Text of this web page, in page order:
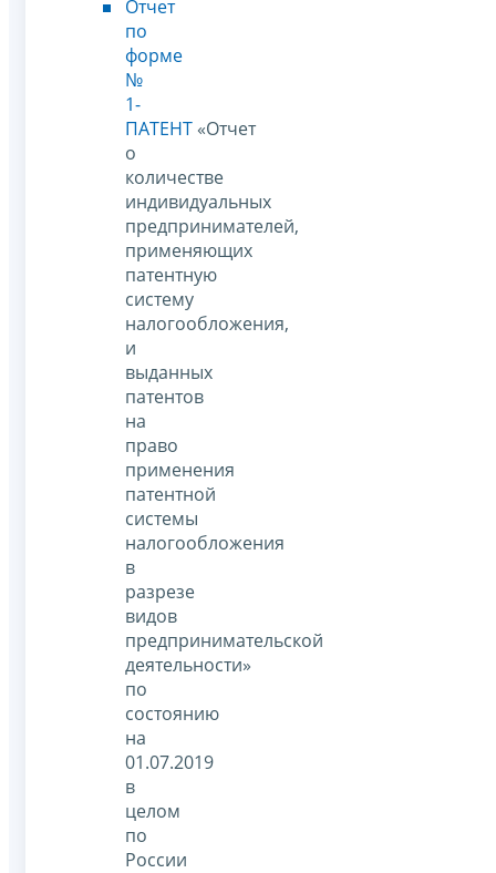
Отчет
по
форме
№
1-
ПАТЕНТ «Отчет
о
количестве
индивидуальных
предпринимателей,
применяющих
патентную
систему
налогообложения,
и
выданных
патентов
на
право
применения
патентной
системы
налогообложения
в
разрезе
видов
предпринимательской
деятельности»
по
состоянию
на
01.07.2019
в
целом
по
России